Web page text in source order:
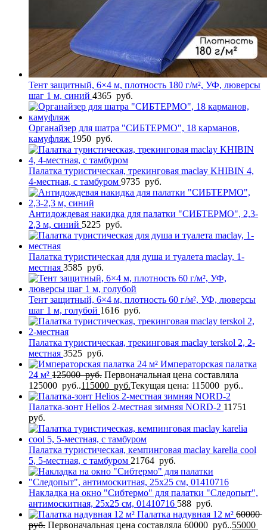
Тент защитный, 6×4 м, плотность 180 г/м², УФ, люверсы
шаг 1 м, синий 4365 руб.
Органайзер для шатра "СИБТЕРМО", 18 карманов,
камуфляж 1950 руб.
Палатка туристическая, трекинговая maclay KHIBIN 4,
4-местная, с тамбуром 9735 руб.
Антидождевая накидка для палатки "СИБТЕРМО", 2,3-
2,3 м, синий 5225 руб.
Палатка туристическая для душа и туалета maclay, 1-
местная 3585 руб.
Тент защитный, 6×4 м, плотность 60 г/м², УФ, люверсы
шаг 1 м, голубой 1616 руб.
Палатка туристическая, трекинговая maclay terskol 2, 2-
местная 3525 руб.
Императорская палатка
24 м² 125000руб. Первоначальная цена составляла
125000 руб..115000 руб.Текущая цена: 115000 руб..
Палатка-зонт Helios 2-местная зимняя NORD-2 11751
руб.
Палатка туристическая, кемпинговая maclay karelia cool
5, 5-местная, с тамбуром 21764 руб.
Накладка на окно "Сибтермо" для палатки "Следопыт",
антимоскитная, 25х25 см, 01410716 588 руб.
Палатка надувная 12 м² 60000
руб. Первоначальная цена составляла 60000 руб..55000